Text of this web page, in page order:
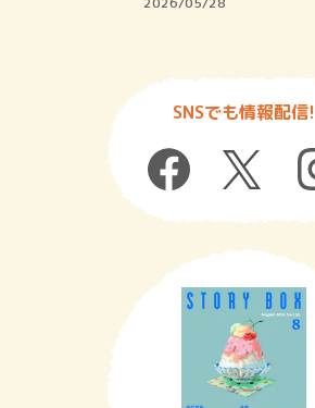
SNSでも情報配信!